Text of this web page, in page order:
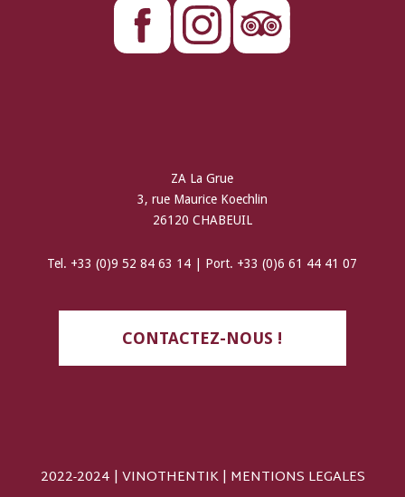
ZA La Grue
3, rue Maurice Koechlin
26120 CHABEUIL
Tel. +33 (0)9 52 84 63 14 | Port. +33 (0)6 61 44 41 07
CONTACTEZ-NOUS !
2022-2024 | VINOTHENTIK | MENTIONS LEGALES